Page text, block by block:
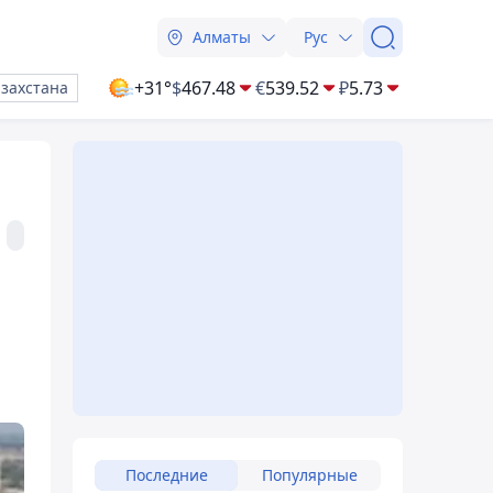
Алматы Рус
+31°$467.48 €539.52 ₽5.73
Последние Популярные